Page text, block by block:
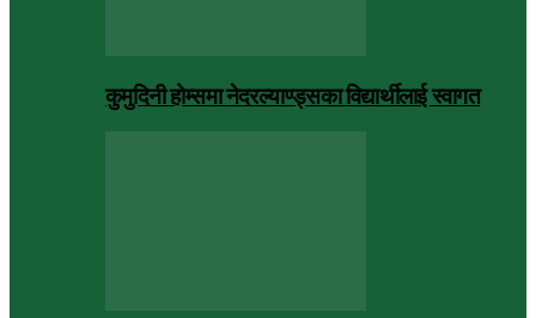
कुमुदिनी होम्समा नेदरल्याण्ड्सका विद्यार्थीलाई स्वागत